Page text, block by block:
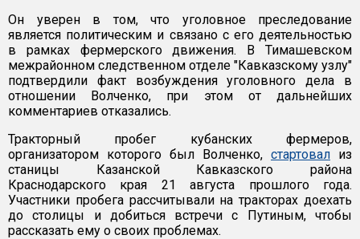
Он уверен в том, что уголовное преследование
является политическим и связано с его деятельностью
в рамках фермерского движения. В Тимашевском
межрайонном следственном отделе "Кавказскому узлу"
подтвердили факт возбуждения уголовного дела в
отношении Волченко, при этом от дальнейших
комментариев отказались.
Тракторный пробег кубанских фермеров,
организатором которого был Волченко, стартовал из
станицы Казанской Кавказского района
Краснодарского края 21 августа прошлого года.
Участники пробега рассчитывали на тракторах доехать
до столицы и добиться встречи с Путиным, чтобы
рассказать ему о своих проблемах.